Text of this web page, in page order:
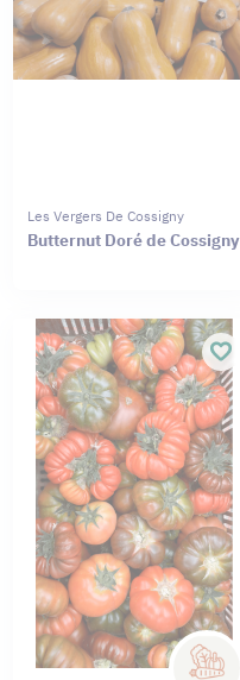
Les Vergers De Cossigny
Butternut Doré de Cossigny